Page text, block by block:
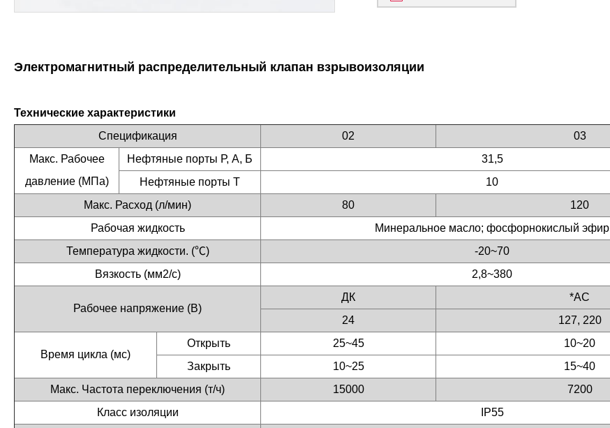
Электромагнитный распределительный клапан взрывоизоляции
Технические характеристики
Спецификация
02
03
Макс. Рабочее
давление (МПа)
Нефтяные порты Р, А, Б
31,5
Нефтяные порты Т
10
Макс. Расход (л/мин)
80
120
Рабочая жидкость
Минеральное масло; фосфорнокислый эфир
Температура жидкости. (℃)
-20~70
Вязкость (мм2/с)
2,8~380
Рабочее напряжение (В)
ДК
*AC
24
127, 220
Время цикла (мс)
Открыть 25~45
10~20
Закрыть
10~25
15~40
Макс. Частота переключения (т/ч)
15000
7200
Класс изоляции
IP55